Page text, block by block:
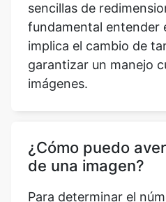
sencillas de
fundamental entender
implica el cambio de
garantizar un manejo
imágenes.
¿Cómo puedo
de una imagen?
Para determinar el